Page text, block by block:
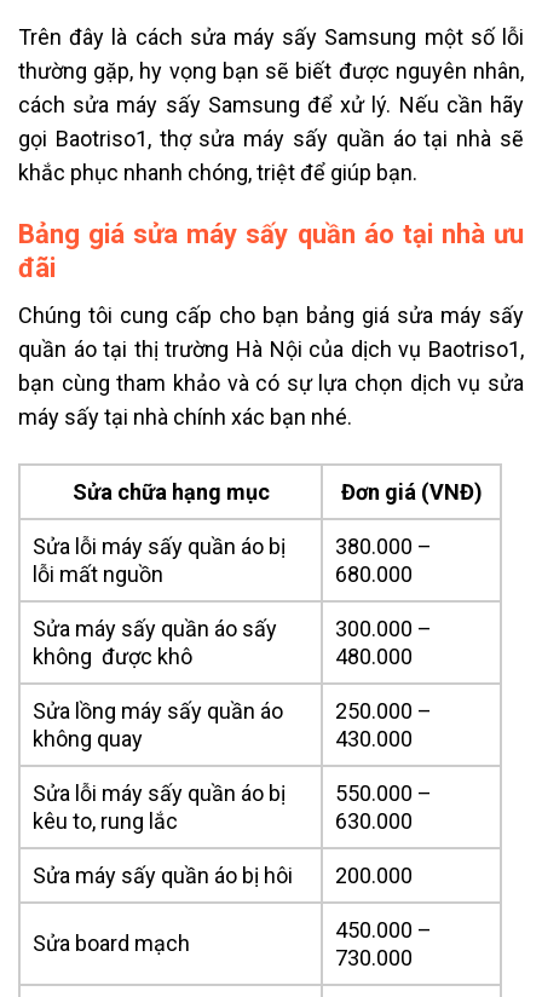
Trên đây là cách sửa máy sấy Samsung một số lỗi
thường gặp, hy vọng bạn sẽ biết được nguyên nhân,
cách sửa máy sấy Samsung để xử lý. Nếu cần hãy
gọi Baotriso1, thợ sửa máy sấy quần áo tại nhà sẽ
khắc phục nhanh chóng, triệt để giúp bạn.
Bảng giá sửa máy sấy quần áo tại nhà ưu
đãi
Chúng tôi cung cấp cho bạn bảng giá sửa máy sấy
quần áo tại thị trường Hà Nội của dịch vụ Baotriso1,
bạn cùng tham khảo và có sự lựa chọn dịch vụ sửa
máy sấy tại nhà chính xác bạn nhé.
Sửa chữa hạng mục Đơn giá (VNĐ)
Sửa lỗi máy sấy quần áo bị
lỗi mất nguồn
380.000 –
680.000
Sửa máy sấy quần áo sấy
không được khô
300.000 –
480.000
Sửa lồng máy sấy quần áo
không quay
250.000 –
430.000
Sửa lỗi máy sấy quần áo bị
kêu to, rung lắc
550.000 –
630.000
Sửa máy sấy quần áo bị hôi 200.000
Sửa board mạch
450.000 –
730.000